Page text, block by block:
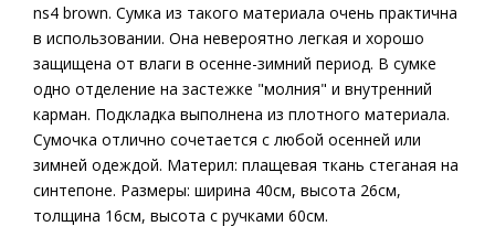
ns4 brown. Сумка из такого материала очень практична
в использовании. Она невероятно легкая и хорошо
защищена от влаги в осенне-зимний период. В сумке
одно отделение на застежке "молния" и внутренний
карман. Подкладка выполнена из плотного материала.
Сумочка отлично сочетается с любой осенней или
зимней одеждой. Материл: плащевая ткань стеганая на
синтепоне. Размеры: ширина 40см, высота 26см,
толщина 16см, высота с ручками 60см.